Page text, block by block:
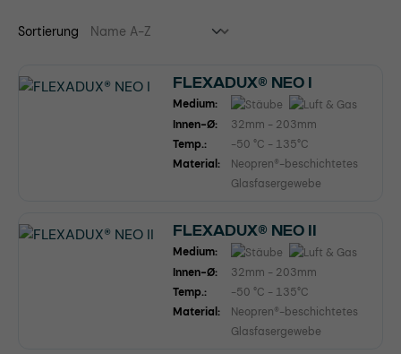
Sortierung
FLEXADUX® NEO I
Medium:
Innen-Ø:
32mm - 203mm
Temp.:
-50 °C - 135°C
Material:
Neopren®-beschichtetes
Glasfasergewebe
FLEXADUX® NEO II
Medium:
Innen-Ø:
32mm - 203mm
Temp.:
-50 °C - 135°C
Material:
Neopren®-beschichtetes
Glasfasergewebe